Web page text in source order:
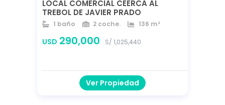
LOCAL COMERCIAL CEERCA AL
TREBOL DE JAVIER PRADO
1 baño 2 coche.
136 m²
USD 290,000 S/ 1,025,440
Ver Propiedad